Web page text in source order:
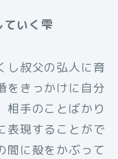
いく雫
し叔父の弘人に育
をきっかけに自分
相手のことばかり
表現することがで
間に殻をかぶって